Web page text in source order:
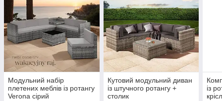
Модульний набір
плетених меблів із ротангу
Verona сірий
Кутовий модульний диван
із штучного ротангу +
столик
із